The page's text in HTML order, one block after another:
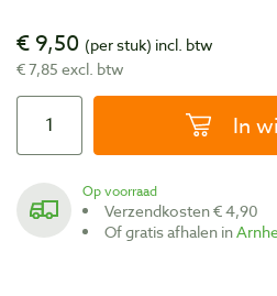
€ 9,50 (per stuk) incl. btw
€ 7,85 excl. btw
In
Op voorraad
Verzendkosten € 4,90
Of gratis afhalen in